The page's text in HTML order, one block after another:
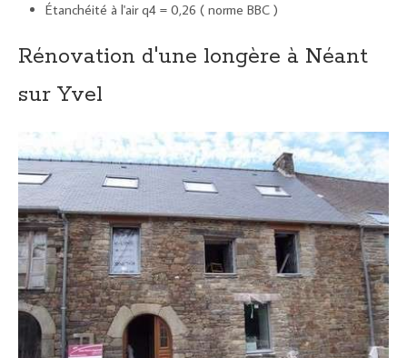
Étanchéité à l'air q4 = 0,26 ( norme BBC )
Rénovation d'une longère à Néant
sur Yvel